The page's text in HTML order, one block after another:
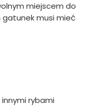
miejscem do
gatunek musi mieć
rybami